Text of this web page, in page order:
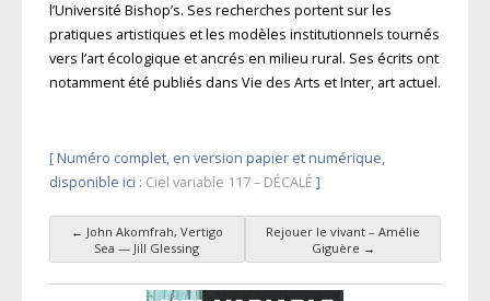
l’Université Bishop’s. Ses recherches portent sur les
pratiques artistiques et les modèles institutionnels tournés
vers l’art écologique et ancrés en milieu rural. Ses écrits ont
notamment été publiés dans Vie des Arts et Inter, art actuel.
[ Numéro complet, en version papier et numérique,
disponible ici : Ciel variable 117 – DÉCALÉ ]
Navigation des articles
← John Akomfrah, Vertigo
Sea — Jill Glessing
Rejouer le vivant – Amélie
Giguère →